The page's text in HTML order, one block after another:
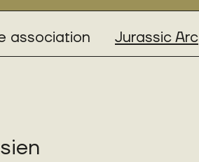
association Jurassic Arc